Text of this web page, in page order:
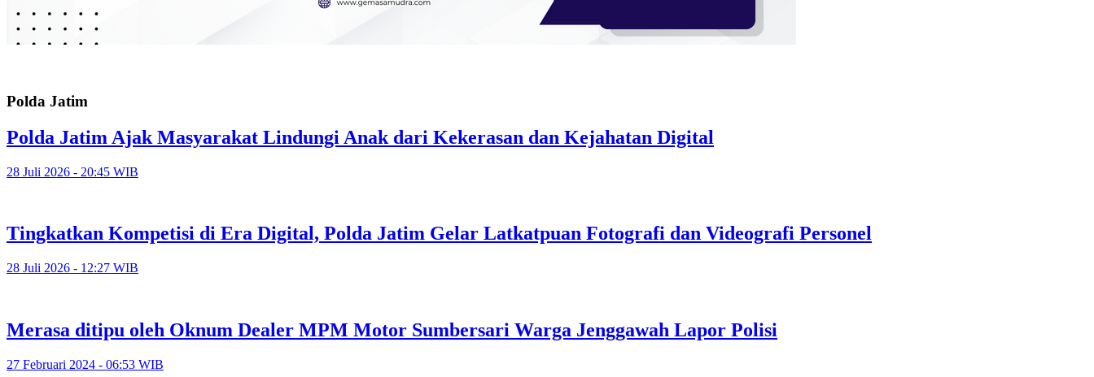
Polda Jatim
Polda Jatim Ajak Masyarakat Lindungi Anak dari Kekerasan dan Kejahatan Digital
28 Juli 2026 - 20:45 WIB
Tingkatkan Kompetisi di Era Digital, Polda Jatim Gelar Latkatpuan Fotografi dan Videografi Personel
28 Juli 2026 - 12:27 WIB
Merasa ditipu oleh Oknum Dealer MPM Motor Sumbersari Warga Jenggawah Lapor Polisi
27 Februari 2024 - 06:53 WIB